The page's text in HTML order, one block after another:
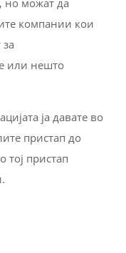
компании кои
или нешто
ја давате во
пристап до
тој пристап